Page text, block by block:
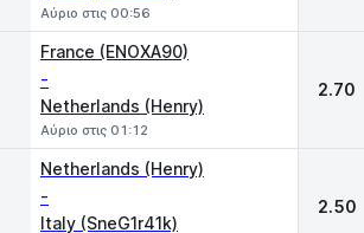
Αύριο στις 00:56
France (ENOXA90)
-
Netherlands (Henry)
Αύριο στις 01:12
2.70
Netherlands (Henry)
-
Italy (SneG1r41k)
2.50